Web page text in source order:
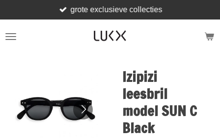
direct
naar
grote exclusieve collecties
Izipizi
leesbril
model SUN C
Black